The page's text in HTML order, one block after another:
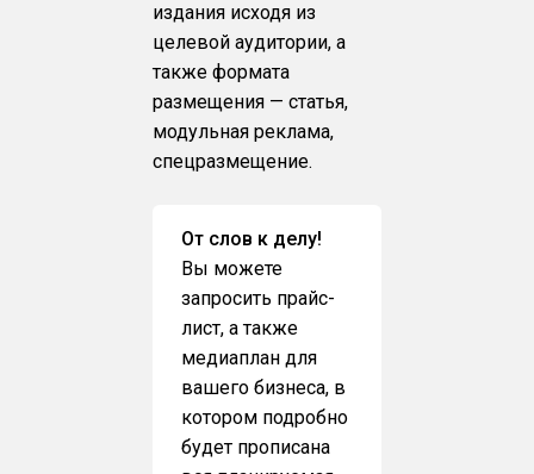
издания исходя из
целевой аудитории, а
также формата
размещения — статья,
модульная реклама,
спецразмещение.
От слов к делу!
Вы можете
запросить прайс-
лист, а также
медиаплан для
вашего бизнеса, в
котором подробно
будет прописана